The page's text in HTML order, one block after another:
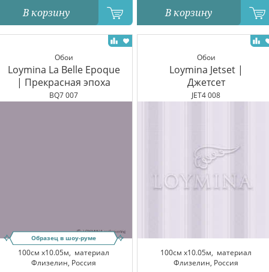
В корзину В корзину
Обои
Loymina La Belle Epoque
| Прекрасная эпоха
BQ7 007
Образец в шоу-руме
100см x10.05м, материал
Флизелин, Россия
Обои
Loymina Jetset |
Джетсет
JET4 008
100см x10.05м, материал
Флизелин, Россия